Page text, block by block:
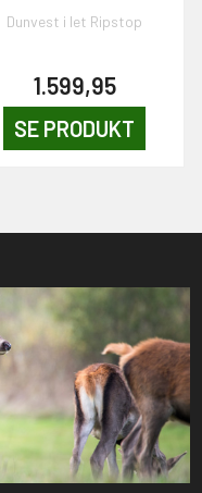
Dunvest i let Ripstop
1.599,95
SE PRODUKT